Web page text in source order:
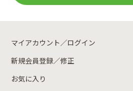
マイアカウント／ログイン
新規会員登録／修正
お気に入り